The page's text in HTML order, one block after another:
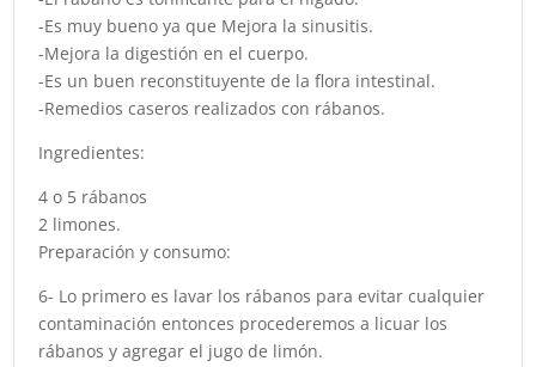
-Es muy bueno ya que Mejora la sinusitis.
-Mejora la digestión en el cuerpo.
-Es un buen reconstituyente de la flora intestinal.
-Remedios caseros realizados con rábanos.
Ingredientes:
4 o 5 rábanos
2 limones.
Preparación y consumo:
6- Lo primero es lavar los rábanos para evitar cualquier
contaminación entonces procederemos a licuar los
rábanos y agregar el jugo de limón.